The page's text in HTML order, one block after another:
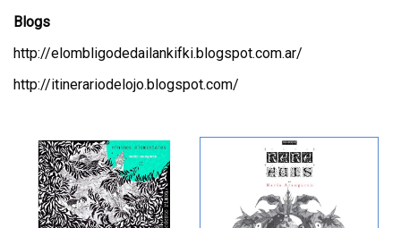
Blogs
http://elombligodedailankifki.blogspot.com.ar/
http://itinerariodelojo.blogspot.com/